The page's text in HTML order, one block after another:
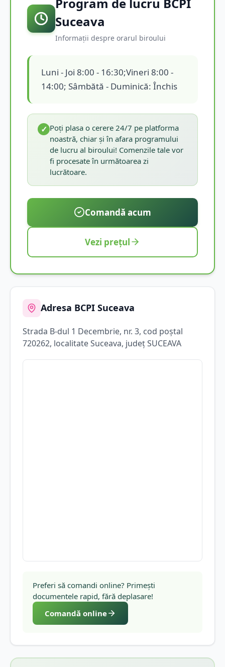
Suceava
Informații despre orarul biroului
Luni - Joi 8:00 - 16:30;Vineri 8:00 -
14:00; Sâmbătă - Duminică: Închis
✓ Poți plasa o cerere 24/7 pe platforma
noastră, chiar și în afara programului
de lucru al biroului! Comenzile tale vor
fi procesate în următoarea zi
lucrătoare.
Comandă acum
Vezi prețul
Adresa BCPI Suceava
Strada B-dul 1 Decembrie, nr. 3, cod poștal
720262, localitateSuceava, județSUCEAVA
Preferi să comandi online? Primești
documentele rapid, fără deplasare!
Comandă online